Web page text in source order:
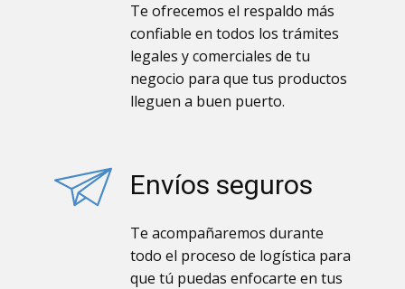
Te ofrecemos el respaldo más
confiable en todos los trámites
legales y comerciales de tu
negocio para que tus productos
lleguen a buen puerto.
Envíos seguros
Te acompañaremos durante
todo el proceso de logística para
que tú puedas enfocarte en tus